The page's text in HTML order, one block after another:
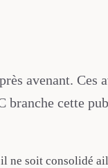
avenant.
cette
soit consolidé